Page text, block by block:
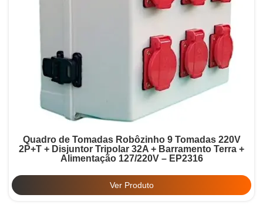
Quadro de Tomadas Robôzinho 9 Tomadas 220V
2P+T + Disjuntor Tripolar 32A + Barramento Terra +
Alimentação 127/220V – EP2316
Ver Produto